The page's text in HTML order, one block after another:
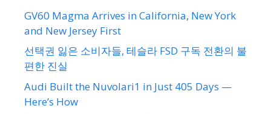
GV60 Magma Arrives in California, New York
and New Jersey First
선택권 잃은 소비자들, 테슬라 FSD 구독 전환의 불
편한 진실
Audi Built the Nuvolari1 in Just 405 Days —
Here’s How